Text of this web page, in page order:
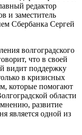
редактор
и заместитель
Сбербанка Сергей
волгоградского
что в своей
видит поддержку
в кризисных
которые помогают
области
развитие
является одной из